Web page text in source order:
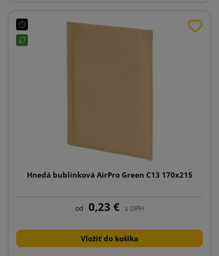
Hnedá bublinková AirPro Green C13 170x215
od 0,23 € s DPH
Vložiť do košíka